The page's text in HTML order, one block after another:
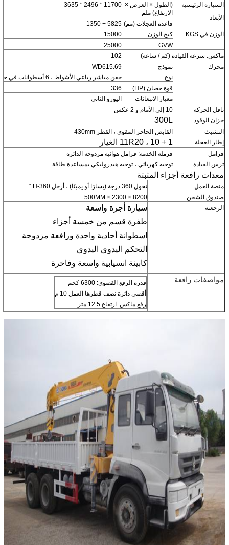
السيارة الرئيسية
الأبعاد
(الطول × العرض ×
الارتفاع) ملم
11700 * 2496 * 3635
قاعدة العجلات (مم) 5825 + 1350
الوزن في KGS
كبح الوزن
15000
GVW
25000
ماكس. سرعة القيادة (كم / ساعة)
102
محرك
نموذج
WD615.69
نوع
حقن مباشر رباعي الأشواط ، 6 أسطوانات في خط مع مياه التبريد ، شحن توربيني والتبريد
قوة حصان (HP)
336
معيار الانبعاثات
اليورو الثاني
ناقل الحركة
10 إلى الأمام و 2 عكس
خزان الوقود
300L
التشبث
القابض الحاجز المقوى ، القطر 430mm
إطار العجلة
11R20 ، 10 + 1 الغيار
فرامل
فرملة الخدمة: فرامل هوائية مزدوجة الدائرة
ترس القيادة
توجيه كهربائي ، توجيه هيدروليكي بمساعدة طاقة
معدات رافعة أجزاء المثبتة
منصة العمل
تحول 360 درجة (يسارًا أو يمينًا) ، أرجل H-360 °
صندوق الشحن
8200 × 2300 × 500MM
الرجعية
سيارة أجرة واسعة
طفرة قسم من خمسة أجزاء
اسطوانة أحادية واحدة ورافعة مزدوجة
التحكم اليدوي اليدوي
كابينة انسيابية واسعة وفاخرة
مواصفات رافعة
قدرة الرفع القصوى: 6300 كجم
أقصى دائرة نصف قطرها العمل 10 م
رفع ماكس. ارتفاع 12.5 متر